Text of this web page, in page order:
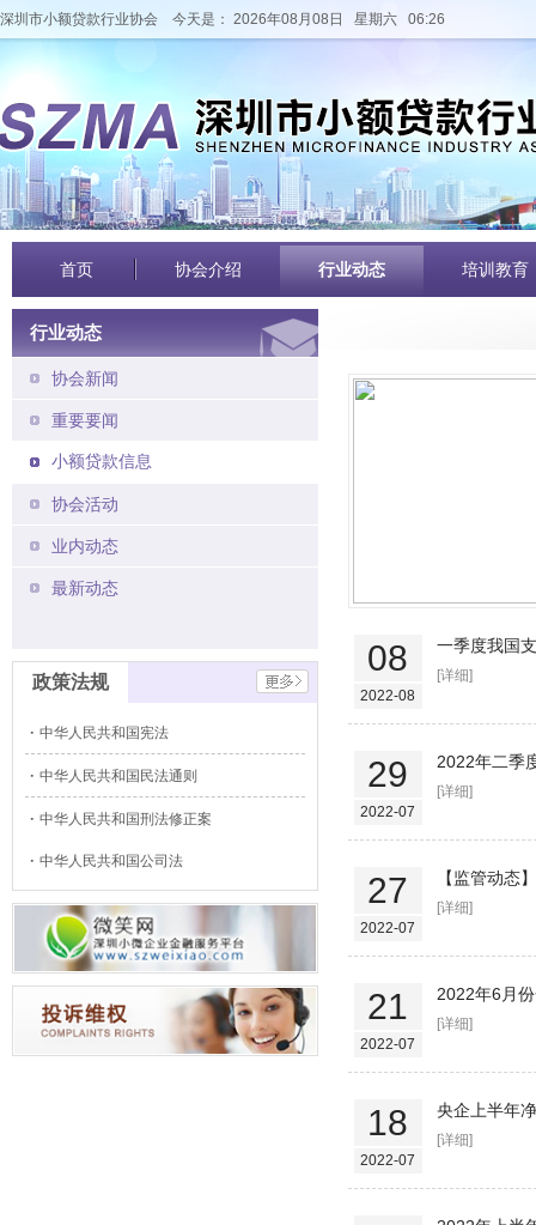
深圳市小额贷款行业协会 今天是： 2026年08月08日 星期六 06:26
首页 协会介绍 行业动态 培训教育
行业动态
协会新闻
重要要闻
小额贷款信息
协会活动
业内动态
最新动态
政策法规
中华人民共和国宪法
中华人民共和国民法通则
中华人民共和国刑法修正案
中华人民共和国公司法
08
2022-08
一季度我国
[详细]
29
2022-07
2022年二季
[详细]
27
2022-07
【监管动态
[详细]
21
2022-07
2022年6月
[详细]
18
2022-07
央企上半年
[详细]